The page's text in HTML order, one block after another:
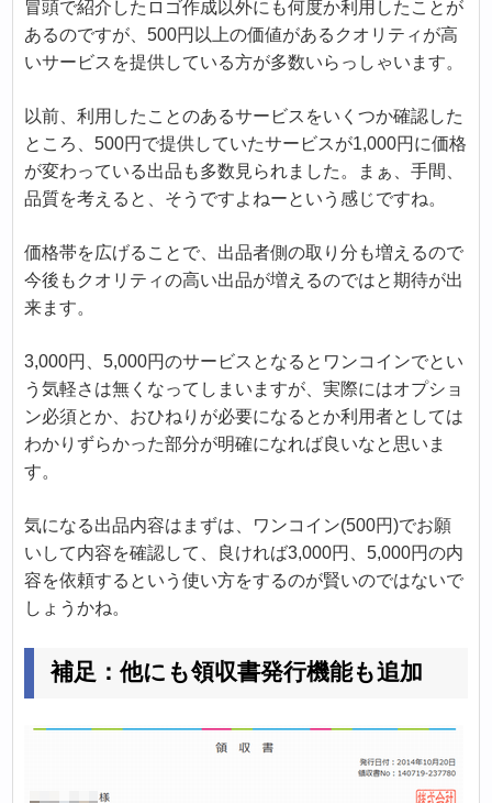
冒頭で紹介したロゴ作成以外にも何度か利用したことが
あるのですが、500円以上の価値があるクオリティが高
いサービスを提供している方が多数いらっしゃいます。
以前、利用したことのあるサービスをいくつか確認した
ところ、500円で提供していたサービスが1,000円に価格
が変わっている出品も多数見られました。まぁ、手間、
品質を考えると、そうですよねーという感じですね。
価格帯を広げることで、出品者側の取り分も増えるので
今後もクオリティの高い出品が増えるのではと期待が出
来ます。
3,000円、5,000円のサービスとなるとワンコインでとい
う気軽さは無くなってしまいますが、実際にはオプショ
ン必須とか、おひねりが必要になるとか利用者としては
わかりずらかった部分が明確になれば良いなと思いま
す。
気になる出品内容はまずは、ワンコイン(500円)でお願
いして内容を確認して、良ければ3,000円、5,000円の内
容を依頼するという使い方をするのが賢いのではないで
しょうかね。
補足：他にも領収書発行機能も追加